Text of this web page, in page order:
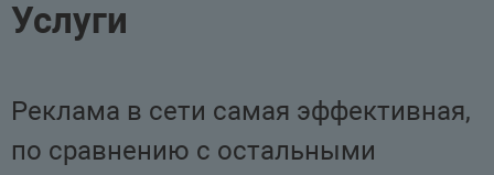
Услуги
Реклама в сети самая эффективная,
по сравнению с остальными